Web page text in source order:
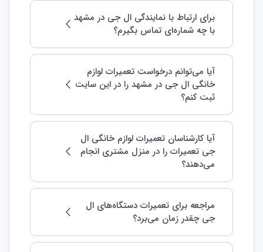
برای ارتباط با نمایندگی ال جی در مشهد
با چه شماره‌ای تماس بگیرم؟
آیا می‌توانم درخواست تعمیرات لوازم
خانگی ال جی در مشهد را در این سایت
ثبت کنم؟
آیا کارشناسان تعمیرات لوازم خانگی ال
جی تعمیرات را در منزل مشتری انجام
می‌دهند؟
مراجعه برای تعمیرات دستگاه‌های ال
جی چقدر زمان می‌برد؟